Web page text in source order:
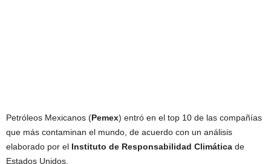
Petróleos Mexicanos (Pemex) entró en el top 10 de las compañías
que más contaminan el mundo, de acuerdo con un análisis
elaborado por el Instituto de Responsabilidad Climática de
Estados Unidos.